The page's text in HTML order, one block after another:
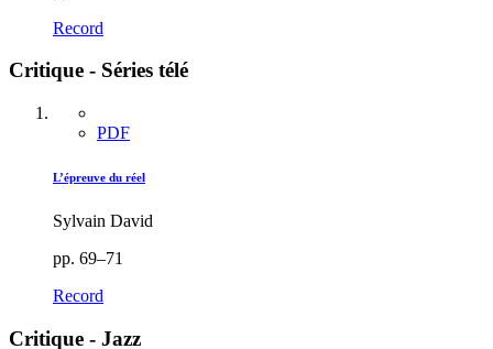
Record
Critique - Séries télé
PDF
L’épreuve du réel
Sylvain David
pp. 69–71
Record
Critique - Jazz